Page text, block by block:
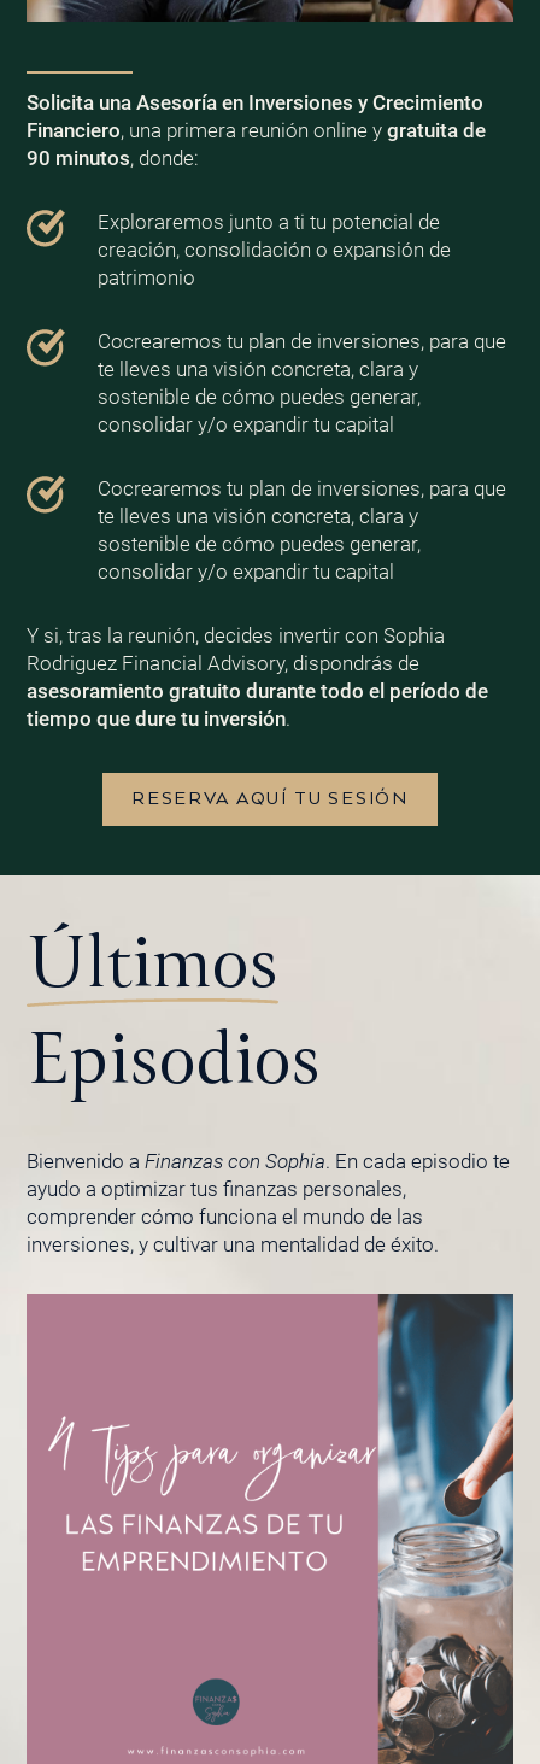
Solicita una Asesoría en Inversiones y Crecimiento
Financiero, una primera reunión online y gratuita de
90 minutos, donde:
Exploraremos junto a ti tu potencial de
creación, consolidación o expansión de
patrimonio
Cocrearemos tu plan de inversiones, para que
te lleves una visión concreta, clara y
sostenible de cómo puedes generar,
consolidar y/o expandir tu capital
Cocrearemos tu plan de inversiones, para que
te lleves una visión concreta, clara y
sostenible de cómo puedes generar,
consolidar y/o expandir tu capital
Y si, tras la reunión, decides invertir con Sophia
Rodriguez Financial Advisory, dispondrás de
asesoramiento gratuito durante todo el período de
tiempo que dure tu inversión.
RESERVA AQUÍ TU SESIÓN
Últimos
Episodios
Bienvenido a Finanzas con Sophia. En cada episodio te
ayudo a optimizar tus finanzas personales,
comprender cómo funciona el mundo de las
inversiones, y cultivar una mentalidad de éxito.
PÁGINA
PÁGINAPÁGINA